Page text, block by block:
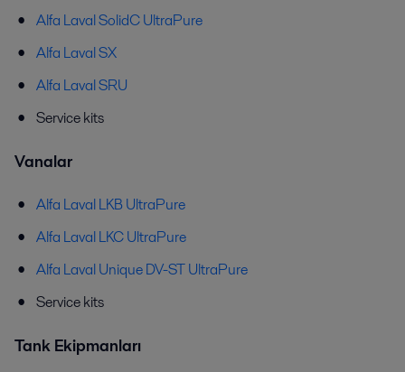
Alfa Laval SolidC UltraPure
Alfa Laval SX
Alfa Laval SRU
Service kits
Vanalar
Alfa Laval LKB UltraPure
Alfa Laval LKC UltraPure
Alfa Laval Unique DV-ST UltraPure
Service kits
Tank Ekipmanları